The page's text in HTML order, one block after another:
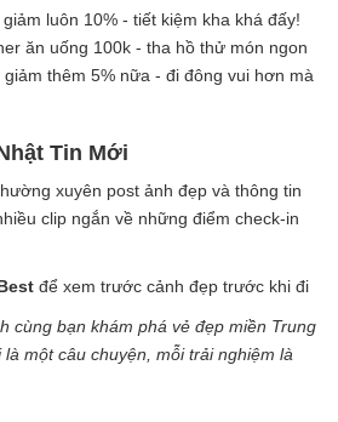
luôn 10% - tiết kiệm kha khá đấy!
ăn uống 100k - tha hồ thử món ngon
thêm 5% nữa - đi đông vui hơn mà
Tin Mới
xuyên post ảnh đẹp và thông tin
clip ngắn về những điểm check-in
để xem trước cảnh đẹp trước khi đi
cùng bạn khám phá vẻ đẹp miền Trung
một câu chuyện, mỗi trải nghiệm là